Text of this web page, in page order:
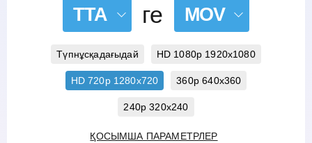
TTA ге MOV
Түпнұсқадағыдай HD 1080p 1920x1080
HD 720p 1280x720 360p 640x360
240p 320x240
ҚОСЫМША ПАРАМЕТРЛЕР